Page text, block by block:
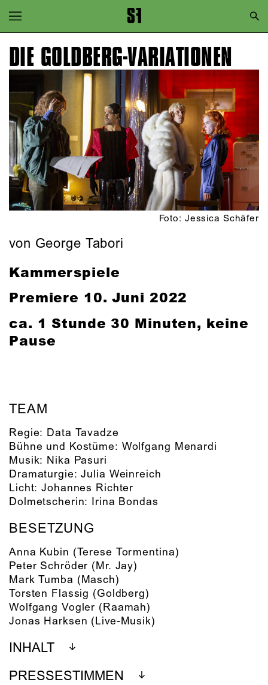
Zur Hauptnavigation springen
Zum Hauptinhalt springen
Zum Footer springen
DIE GOLDBERG-VARIATIONEN
Foto: Jessica Schäfer
von George Tabori
Kammerspiele
Premiere 10. Juni 2022
ca. 1 Stunde 30 Minuten, keine
Pause
TEAM
Regie: Data Tavadze
Bühne und Kostüme: Wolfgang Menardi
Musik: Nika Pasuri
Dramaturgie:Julia Weinreich
Licht:Johannes Richter
Dolmetscherin: Irina Bondas
BESETZUNG
Anna Kubin (Terese Tormentina)
Peter Schröder (Mr. Jay)
Mark Tumba (Masch)
Torsten Flassig (Goldberg)
Wolfgang Vogler (Raamah)
Jonas Harksen (Live-Musik)
INHALT
PRESSESTIMMEN